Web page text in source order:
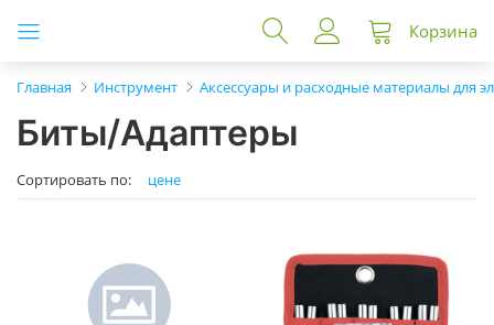
Корзина
Главная Инструмент Аксессуары и расходные материалы для
Биты/Адаптеры
Сортировать по: цене